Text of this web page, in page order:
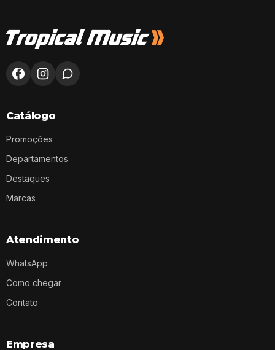
Catálogo
Promoções
Departamentos
Destaques
Marcas
Atendimento
WhatsApp
Como chegar
Contato
Empresa